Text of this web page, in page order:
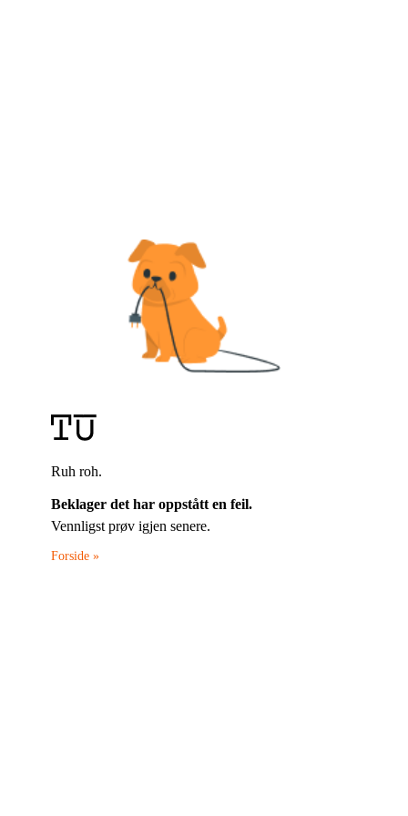
Ruh roh.
Beklager det har oppstått en feil.
Vennligst prøv igjen senere.
Forside »